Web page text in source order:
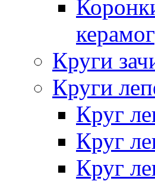
Круги
Круги
Круг
Круг
Круг